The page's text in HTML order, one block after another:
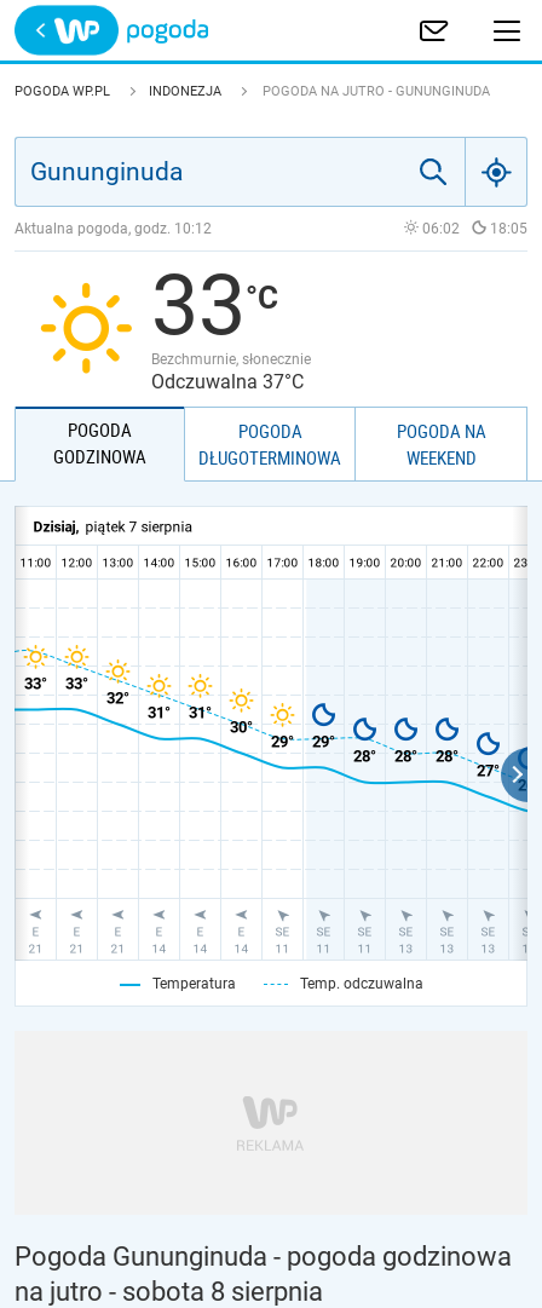
Trwa ładowanie
POLSKA
JAKOŚĆ POWIETRZA
POGODA WP.PL INDONEZJA POGODA NA JUTRO - GUNUNGINUDA
Aktualna pogoda, godz. 10:12 06:02 18:05
33
Bezchmurnie, słonecznie
Odczuwalna 37°C
POGODA
GODZINOWA
POGODA
DŁUGOTERMINOWA
POGODA NA
WEEKEND
Temperatura Temp. odczuwalna
Pogoda Gununginuda - pogoda godzinowa
na jutro - sobota 8 sierpnia